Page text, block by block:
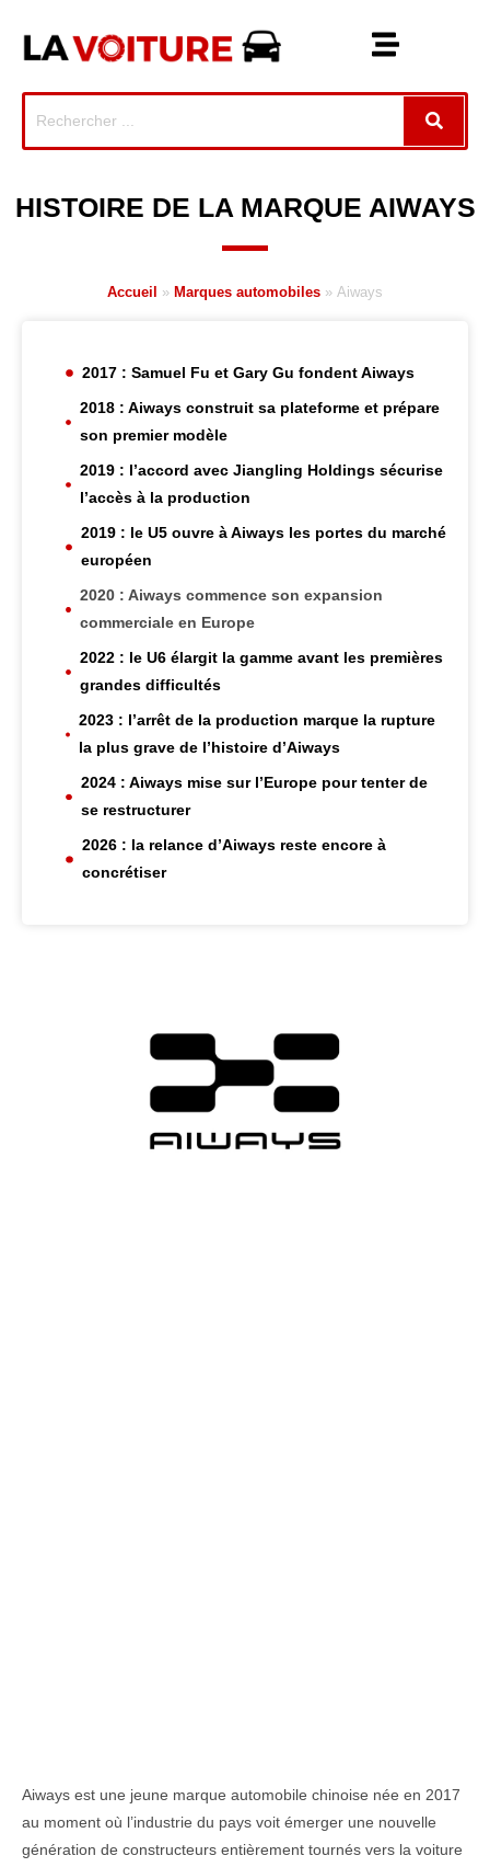
HISTOIRE DE LA MARQUE AIWAYS
Accueil » Marques automobiles » Aiways
2017 : Samuel Fu et Gary Gu fondent Aiways
2018 : Aiways construit sa plateforme et prépare
son premier modèle
2019 : l’accord avec Jiangling Holdings sécurise
l’accès à la production
2019 : le U5 ouvre à Aiways les portes du marché
européen
2020 : Aiways commence son expansion
commerciale en Europe
2022 : le U6 élargit la gamme avant les premières
grandes difficultés
2023 : l’arrêt de la production marque la rupture
la plus grave de l’histoire d’Aiways
2024 : Aiways mise sur l’Europe pour tenter de
se restructurer
2026 : la relance d’Aiways reste encore à
concrétiser
Aiways est une jeune marque automobile chinoise née en 2017
au moment où l’industrie du pays voit émerger une nouvelle
génération de constructeurs entièrement tournés vers la voiture